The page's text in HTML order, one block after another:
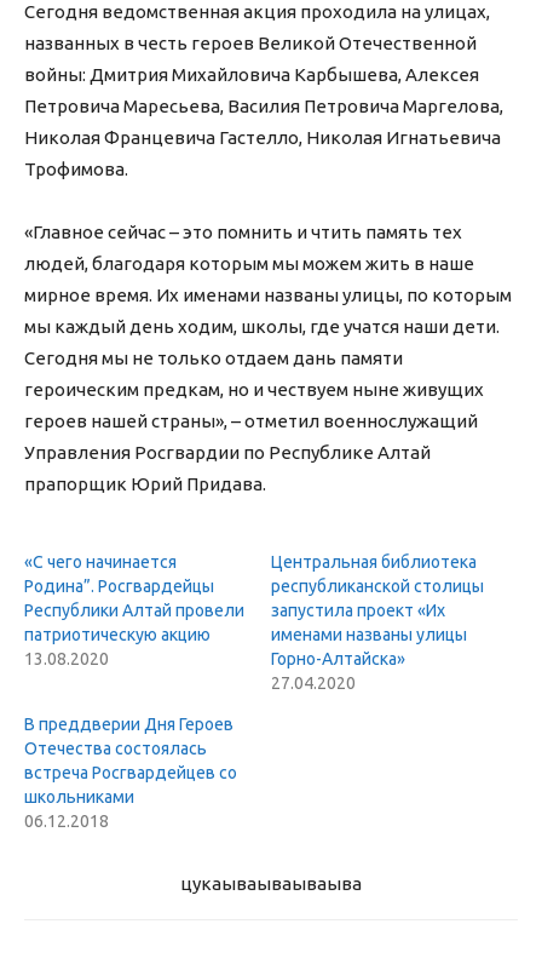
Сегодня ведомственная акция проходила на улицах,
названных в честь героев Великой Отечественной
войны: Дмитрия Михайловича Карбышева, Алексея
Петровича Маресьева, Василия Петровича Маргелова,
Николая Францевича Гастелло, Николая Игнатьевича
Трофимова.
«Главное сейчас – это помнить и чтить память тех
людей, благодаря которым мы можем жить в наше
мирное время. Их именами названы улицы, по которым
мы каждый день ходим, школы, где учатся наши дети.
Сегодня мы не только отдаем дань памяти
героическим предкам, но и чествуем ныне живущих
героев нашей страны», – отметил военнослужащий
Управления Росгвардии по Республике Алтай
прапорщик Юрий Придава.
«С чего начинается
Родина”. Росгвардейцы
Республики Алтай провели
патриотическую акцию
13.08.2020
Центральная библиотека
республиканской столицы
запустила проект «Их
именами названы улицы
Горно-Алтайска»
27.04.2020
В преддверии Дня Героев
Отечества состоялась
встреча Росгвардейцев со
школьниками
06.12.2018
цукаываываываыва